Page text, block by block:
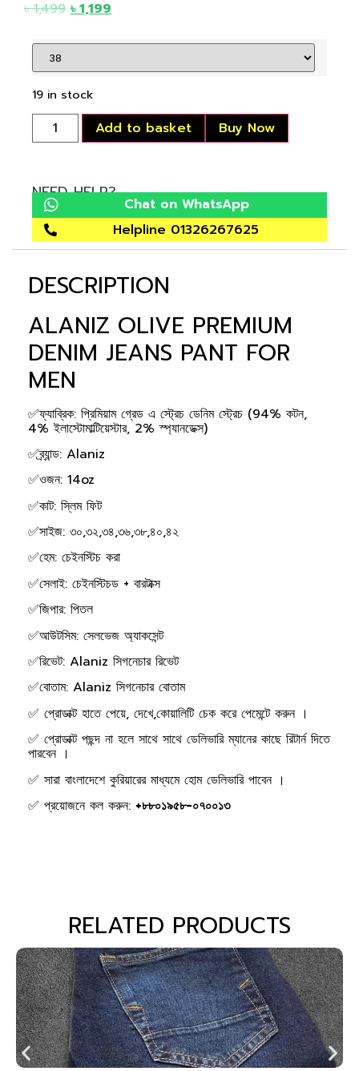
৳1,499 ৳1,199
19 in stock
Add to basket Buy Now
NEED HELP?
Chat on WhatsApp
Helpline 01326267625
DESCRIPTION
ALANIZ OLIVE PREMIUM
DENIM JEANS PANT FOR
MEN
✅ফ্যাব্রিক: প্রিমিয়াম গ্রেড এ স্ট্রেচ ডেনিম স্ট্রেচ (94% কটন,
4% ইলাস্টোমাল্টিয়েস্টার, 2% স্প্যানডেক্স)
✅ব্র্যান্ড: Alaniz
✅ওজন: 14oz
✅কাট: স্লিম ফিট
✅সাইজ: ৩০,৩২,৩৪,৩৬,৩৮,৪০,৪২
✅হেম: চেইনস্টিচ করা
✅সেলাই: চেইনস্টিচড + বারটাক্স
✅জিপার: পিতল
✅আউটসিম: সেলভেজ অ্যাকসেন্ট
✅রিভেট: Alaniz সিগনেচার রিভেট
✅বোতাম: Alaniz সিগনেচার বোতাম
✅ প্রোডাক্ট হাতে পেয়ে, দেখে,কোয়ালিটি চেক করে পেমেন্টে করুন ।
✅ প্রোডাক্ট পছন্দ না হলে সাথে সাথে ডেলিভারি ম্যানের কাছে রিটার্ন দিতে
পারবেন ।
✅ সারা বাংলাদেশে কুরিয়ারের মাধ্যমে হোম ডেলিভারি পাবেন ।
✅ প্রয়োজনে কল করুন: +৮৮০১৯৫৮-০৭০০১৩
RELATED PRODUCTS